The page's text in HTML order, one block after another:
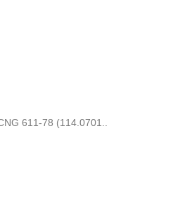
611-78 (114.0701..